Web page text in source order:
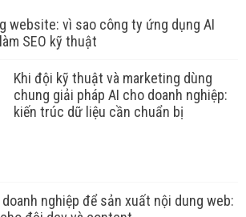
website: vì sao công ty ứng dụng AI
SEO kỹ thuật
Khi đội kỹ thuật và marketing dùng
chung giải pháp AI cho doanh nghiệp:
kiến trúc dữ liệu cần chuẩn bị
nghiệp để sản xuất nội dung web: